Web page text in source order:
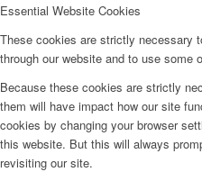
Essential Website Cookies
These cookies are strictly necessary
through our website and to use some
Because these cookies are strictly
them will have impact how our site
cookies by changing your browser
this website. But this will always
revisiting our site.